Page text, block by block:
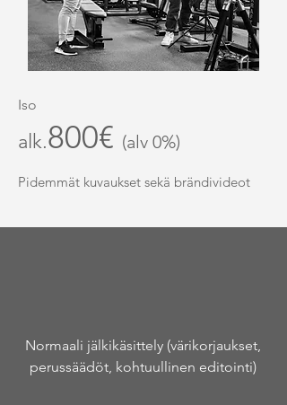
Iso
alk.800€ (alv 0%)
Pidemmät kuvaukset sekä brändivideot
Normaali jälkikäsittely (värikorjaukset,
perussäädöt, kohtuullinen editointi)